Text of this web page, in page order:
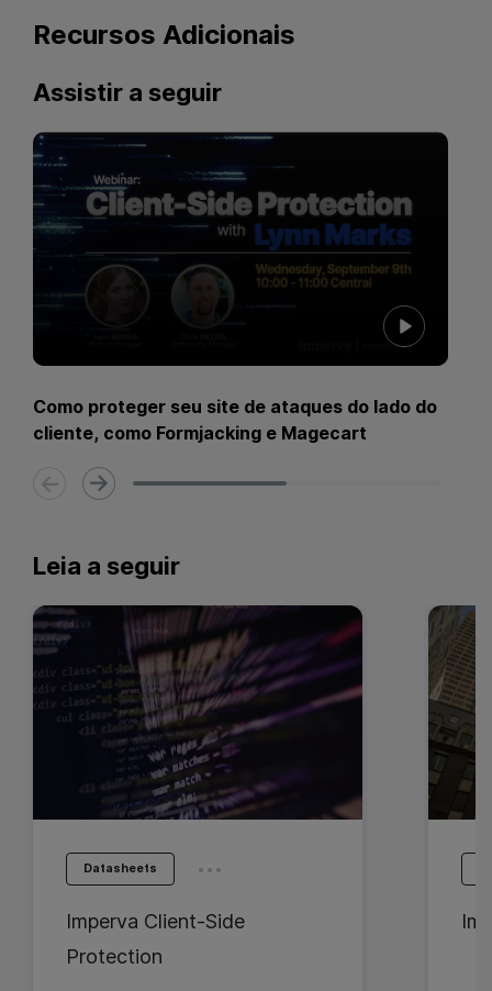
Recursos Adicionais
Assistir a seguir
Como proteger seu site de ataques do lado do
cliente, como Formjacking e Magecart
Leia a seguir
Datasheets ...
Imperva Client-Side
Protection